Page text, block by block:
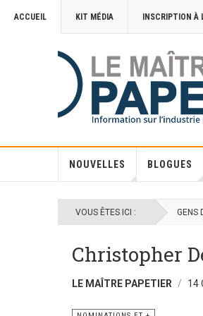
ACCUEIL KIT MÉDIA INSCRIPTION À
NOUVELLES BLOGUES
VOUS ÊTES ICI : GENS
Christopher
LE MAÎTRE PAPETIER 14